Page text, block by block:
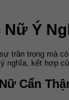
Ý
trân trọng mà
nghĩa, kết hợp
Cẩn